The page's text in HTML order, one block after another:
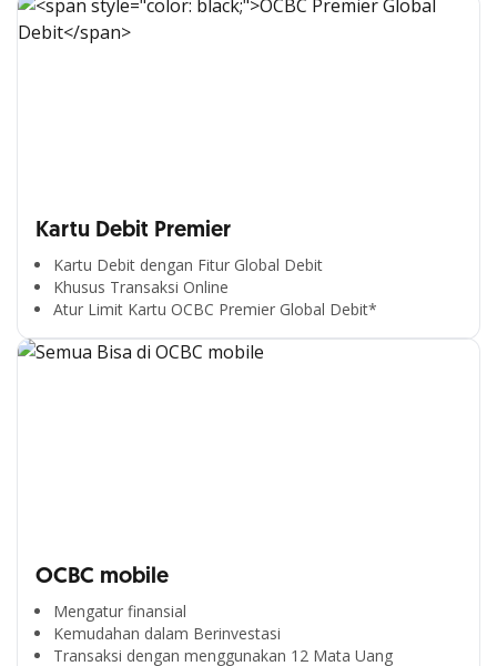
Kartu Debit Premier
Kartu Debit dengan Fitur Global Debit
Khusus Transaksi Online
Atur Limit Kartu OCBC Premier Global Debit*
OCBC mobile
Mengatur finansial
Kemudahan dalam Berinvestasi
Transaksi dengan menggunakan 12 Mata Uang
Segala Kemudahan Ada